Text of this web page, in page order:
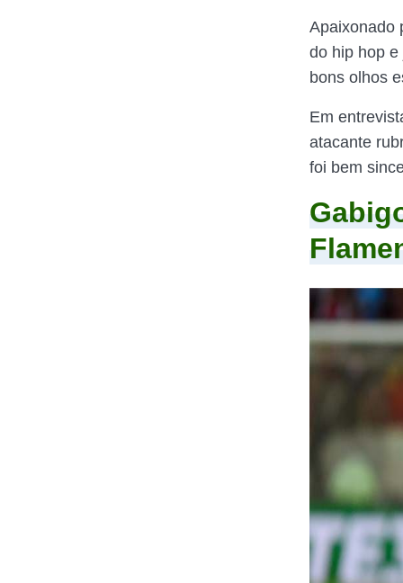
Apaixonado
do hip hop
bons olhos
Em
atacante
foi bem